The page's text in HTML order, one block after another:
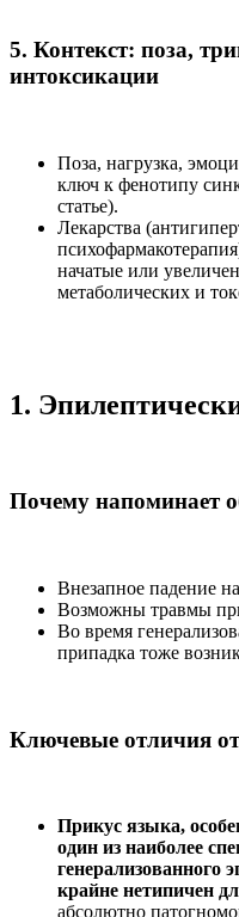
5. Контекст: поза,
интоксикации
Поза, нагрузка,
ключ к фенотипу
статье).
Лекарства
начатые или
метаболических и
1.
Почему напоминает
Внезапное падение
Возможны травмы
Во время
припадка тоже
Ключевые отличия
Прикус языка,
один из наиболее
генерализованного
крайне нетипичен
абсолютно